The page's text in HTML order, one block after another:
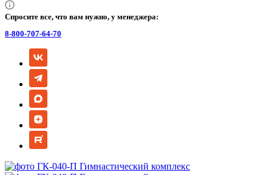
Спросите все, что вам нужно, у менеджера:
8-800-707-64-70